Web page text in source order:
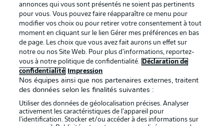
Déclaration de
confidentialité
Diffuseurs
Travaux Contact
Impression Joueurs
annonces qui vous sont présentés ne soient pas pertinents
pour vous. Vous pouvez faire réapparaître ce menu pour
modifier vos choix ou pour retirer votre consentement à tout
moment en cliquant sur le lien Gérer mes préférences en bas
de page. Les choix que vous avez fait aurons un effet sur
notre ou nos Site Web. Pour plus d’informations, reportez-
vous à notre politique de confidentialité.
Déclaration de
confidentialité
Impression
Nos équipes ainsi que nos partenaires externes, traitent
des données selon les finalités suivantes :
Utiliser des données de géolocalisation précises. Analyser
activement les caractéristiques de l’appareil pour
l’identification. Stocker et/ou accéder à des informations sur